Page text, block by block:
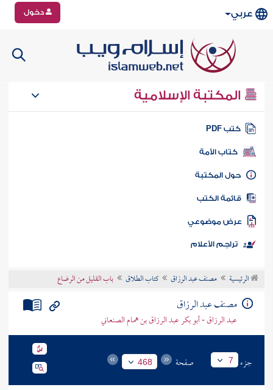
عربي دخول
المكتبة الإسلامية
كتب PDF
كتاب الأمة
المكتبة
الكتب
موضوعي
تراجم الأعلام
الرئيسية مصنف عبد الرزاق كتاب الطلاق باب القليل من الرضاع
مصنف عبد الرزاق
عبد الرزاق - أبو بكر عبد الرزاق بن همام الصنعاني
جزء 7 صفحة 468